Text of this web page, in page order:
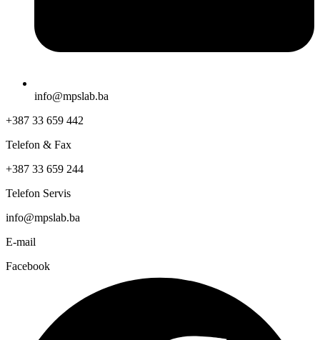
info@mpslab.ba
+387 33 659 442
Telefon & Fax
+387 33 659 244
Telefon Servis
info@mpslab.ba
E-mail
Facebook